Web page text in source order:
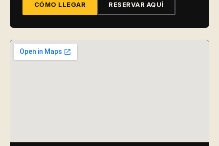
CÓMO LLEGAR RESERVAR AQUÍ